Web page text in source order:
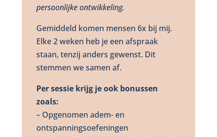
persoonlijke ontwikkeling.
Gemiddeld komen mensen 6x bij mij.
Elke 2 weken heb je een afspraak
staan, tenzij anders gewenst. Dit
stemmen we samen af.
Per sessie krijg je ook bonussen
zoals:
– Opgenomen adem- en
ontspanningsoefeningen